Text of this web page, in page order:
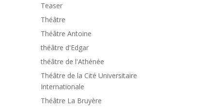
Teaser
Théâtre
Théâtre Antoine
théâtre d'Edgar
théâtre de l'Athénée
Théâtre de la Cité Universitaire
Internationale
Théâtre La Bruyère